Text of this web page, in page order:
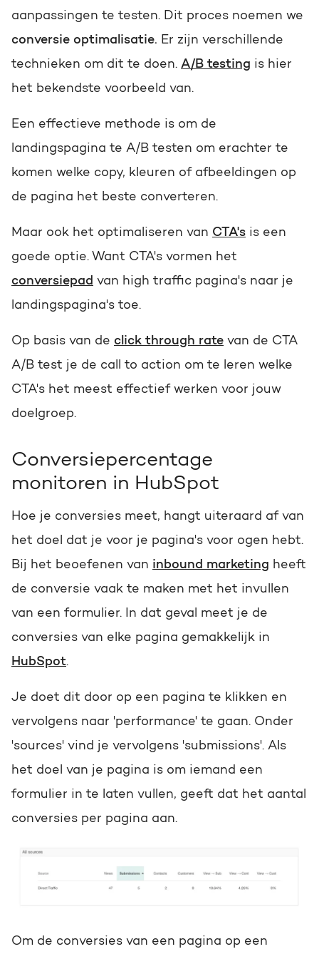
aanpassingen te testen. Dit proces noemen we
conversie optimalisatie. Er zijn verschillende
technieken om dit te doen. A/B testing is hier
het bekendste voorbeeld van.
Een effectieve methode is om de
landingspagina te A/B testen om erachter te
komen welke copy, kleuren of afbeeldingen op
de pagina het beste converteren.
Maar ook het optimaliseren van CTA's is een
goede optie. Want CTA's vormen het
conversiepad van high traffic pagina's naar je
landingspagina's toe.
Op basis van de click through rate van de CTA
A/B test je de call to action om te leren welke
CTA's het meest effectief werken voor jouw
doelgroep.
Conversiepercentage
monitoren in HubSpot
Hoe je conversies meet, hangt uiteraard af van
het doel dat je voor je pagina's voor ogen hebt.
Bij het beoefenen van inbound marketing heeft
de conversie vaak te maken met het invullen
van een formulier. In dat geval meet je de
conversies van elke pagina gemakkelijk in
HubSpot.
Je doet dit door op een pagina te klikken en
vervolgens naar 'performance' te gaan. Onder
'sources' vind je vervolgens 'submissions'. Als
het doel van je pagina is om iemand een
formulier in te laten vullen, geeft dat het aantal
conversies per pagina aan.
Om de conversies van een pagina op een